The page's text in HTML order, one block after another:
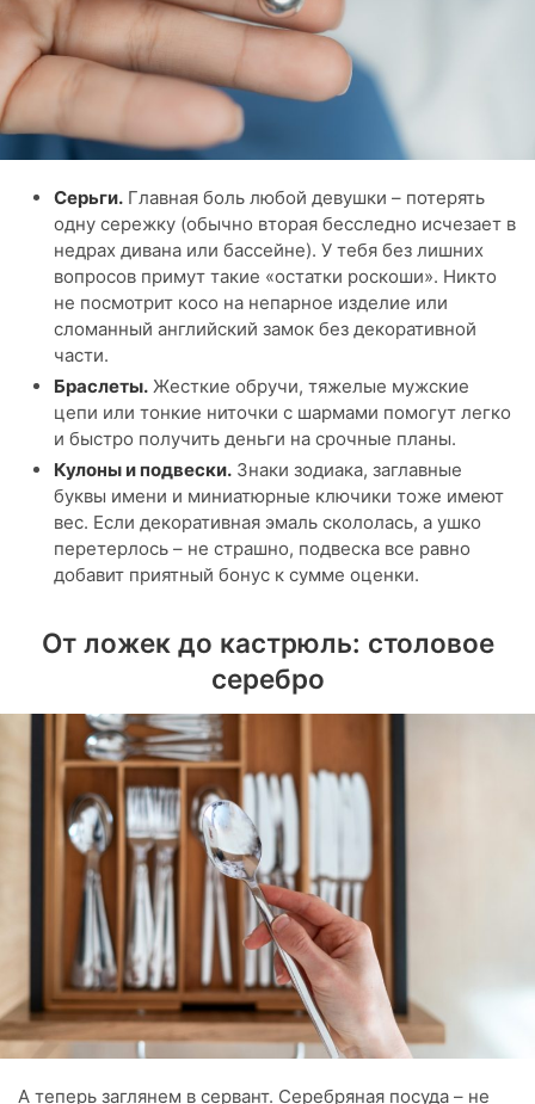
Серьги. Главная боль любой девушки – потерять
одну сережку (обычно вторая бесследно исчезает в
недрах дивана или бассейне). У тебя без лишних
вопросов примут такие «остатки роскоши». Никто
не посмотрит косо на непарное изделие или
сломанный английский замок без декоративной
части.
Браслеты. Жесткие обручи, тяжелые мужские
цепи или тонкие ниточки с шармами помогут легко
и быстро получить деньги на срочные планы.
Кулоны и подвески. Знаки зодиака, заглавные
буквы имени и миниатюрные ключики тоже имеют
вес. Если декоративная эмаль скололась, а ушко
перетерлось – не страшно, подвеска все равно
добавит приятный бонус к сумме оценки.
От ложек до кастрюль: столовое
серебро
А теперь заглянем в сервант. Серебряная посуда – не